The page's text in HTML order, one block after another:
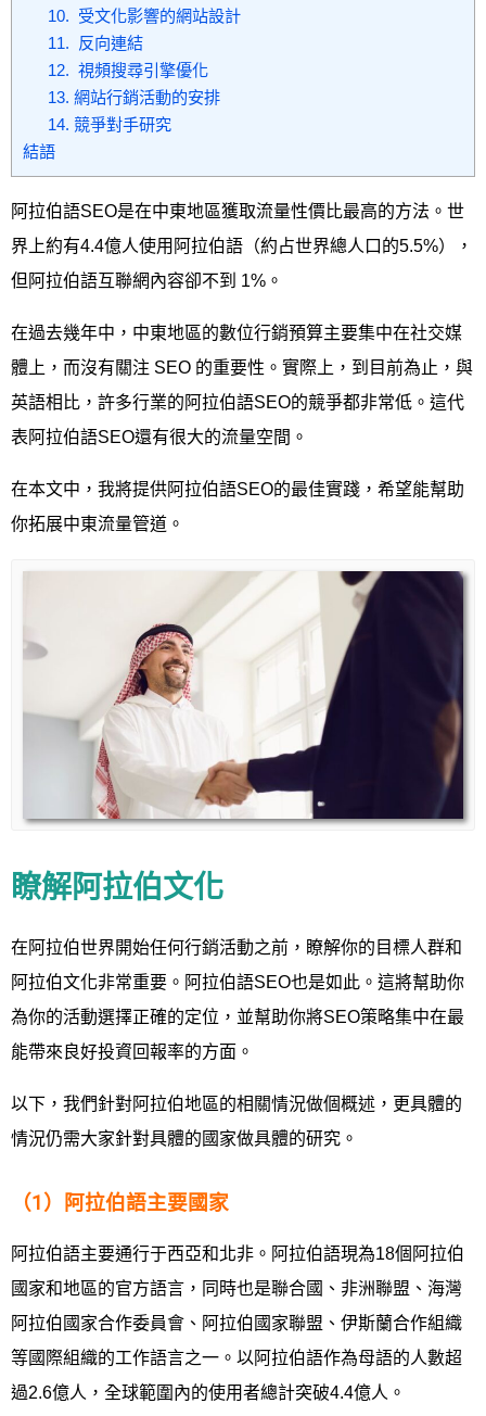
10. 受文化影響的網站設計
11. 反向連結
12. 視頻搜尋引擎優化
13. 網站行銷活動的安排
14. 競爭對手研究
結語
阿拉伯語SEO是在中東地區獲取流量性價比最高的方法。世
界上約有4.4億人使用阿拉伯語（約占世界總人口的5.5%），
但阿拉伯語互聯網內容卻不到 1%。
在過去幾年中，中東地區的數位行銷預算主要集中在社交媒
體上，而沒有關注 SEO 的重要性。實際上，到目前為止，與
英語相比，許多行業的阿拉伯語SEO的競爭都非常低。這代
表阿拉伯語SEO還有很大的流量空間。
在本文中，我將提供阿拉伯語SEO的最佳實踐，希望能幫助
你拓展中東流量管道。
瞭解阿拉伯文化
在阿拉伯世界開始任何行銷活動之前，瞭解你的目標人群和
阿拉伯文化非常重要。阿拉伯語SEO也是如此。這將幫助你
為你的活動選擇正確的定位，並幫助你將SEO策略集中在最
能帶來良好投資回報率的方面。
以下，我們針對阿拉伯地區的相關情況做個概述，更具體的
情況仍需大家針對具體的國家做具體的研究。
（1）阿拉伯語主要國家
阿拉伯語主要通行于西亞和北非。阿拉伯語現為18個阿拉伯
國家和地區的官方語言，同時也是聯合國、非洲聯盟、海灣
阿拉伯國家合作委員會、阿拉伯國家聯盟、伊斯蘭合作組織
等國際組織的工作語言之一。以阿拉伯語作為母語的人數超
過2.6億人，全球範圍內的使用者總計突破4.4億人。